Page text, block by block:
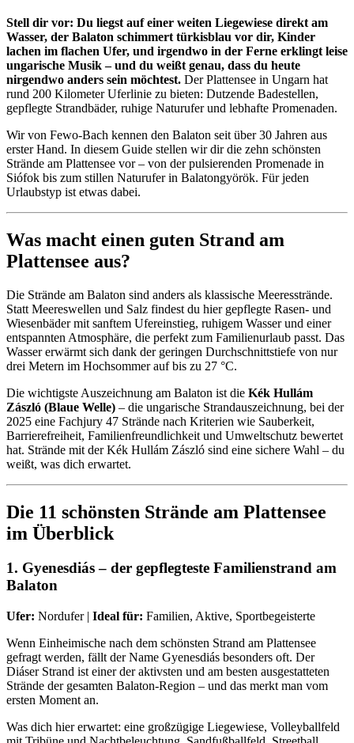
Stell dir vor: Du liegst auf einer weiten Liegewiese direkt am
Wasser, der Balaton schimmert türkisblau vor dir, Kinder
lachen im flachen Ufer, und irgendwo in der Ferne erklingt leise
ungarische Musik – und du weißt genau, dass du heute
nirgendwo anders sein möchtest. Der Plattensee in Ungarn hat
rund 200 Kilometer Uferlinie zu bieten: Dutzende Badestellen,
gepflegte Strandbäder, ruhige Naturufer und lebhafte Promenaden.
Wir von Fewo-Bach kennen den Balaton seit über 30 Jahren aus
erster Hand. In diesem Guide stellen wir dir die zehn schönsten
Strände am Plattensee vor – von der pulsierenden Promenade in
Siófok bis zum stillen Naturufer in Balatongyörök. Für jeden
Urlaubstyp ist etwas dabei.
Was macht einen guten Strand am
Plattensee aus?
Die Strände am Balaton sind anders als klassische Meeresstrände.
Statt Meereswellen und Salz findest du hier gepflegte Rasen- und
Wiesenbäder mit sanftem Ufereinstieg, ruhigem Wasser und einer
entspannten Atmosphäre, die perfekt zum Familienurlaub passt. Das
Wasser erwärmt sich dank der geringen Durchschnittstiefe von nur
drei Metern im Hochsommer auf bis zu 27 °C.
Die wichtigste Auszeichnung am Balaton ist die Kék Hullám
Zászló (Blaue Welle) – die ungarische Strandauszeichnung, bei der
2025 eine Fachjury 47 Strände nach Kriterien wie Sauberkeit,
Barrierefreiheit, Familienfreundlichkeit und Umweltschutz bewertet
hat. Strände mit der Kék Hullám Zászló sind eine sichere Wahl – du
weißt, was dich erwartet.
Die 11 schönsten Strände am Plattensee
im Überblick
1. Gyenesdiás – der gepflegteste Familienstrand am
Balaton
Ufer: Nordufer | Ideal für: Familien, Aktive, Sportbegeisterte
Wenn Einheimische nach dem schönsten Strand am Plattensee
gefragt werden, fällt der Name Gyenesdiás besonders oft. Der
Diáser Strand ist einer der aktivsten und am besten ausgestatteten
Strände der gesamten Balaton-Region – und das merkt man vom
ersten Moment an.
Was dich hier erwartet: eine großzügige Liegewiese, Volleyballfeld